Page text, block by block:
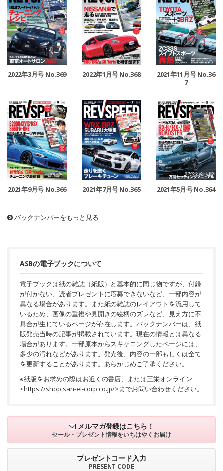
2022年3月号 No.369 2022年1月号 No.368
2021年11月号 No.36
7
2021年9月号 No.366 2021年7月号 No.365 2021年5月号 No.364
バックナンバーをもっと見る
ASBの電子ブックについて
電子ブックは紙の雑誌（紙版）と基本的に同じ物ですが、付録
が付かない、読者プレゼントに応募できないなど、一部内容が
異なる場合があります。また紙の雑誌のレイアウトを流用して
いるため、画像の重複や見開きの絵柄のズレなど、見え方に不
具合が生じているページが存在します。バックナンバーは、紙
版発売当時の記事が掲載されています。現在の情報とは異なる
場合があります。一部原本からスキャニングしたページには、
多少の汚れなどがあります。発売後、内容の一部もしくは全て
を更新することがあります。あらかじめご了承ください。
※紙版をお求めの際はお近くの書店、または三栄オンライン
<https://shop.san-ei-corp.co.jp/>までお問い合わせください。
メルマガ登録はこちら！
セール・プレゼント情報をいちはやくお届け
プレゼントコード入力
PRESENT CODE